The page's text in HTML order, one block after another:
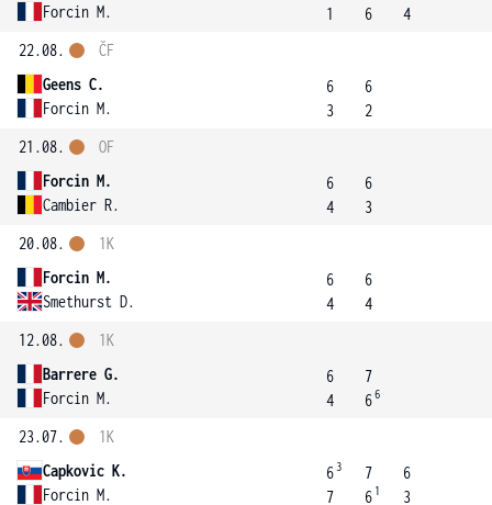
Forcin M.
1
6
4
22.08.
Geens C.
Forcin M.
ČF
6
3
6
2
21.08.
Forcin M.
Cambier R.
OF
6
4
6
3
20.08.
Forcin M.
Smethurst D.
1K
6
4
6
4
12.08.
Barrere G.
Forcin M.
1K
6
4
7
66
23.07.
Capkovic K.
Forcin M.
1K
6 3
7
7
6 1
6
3